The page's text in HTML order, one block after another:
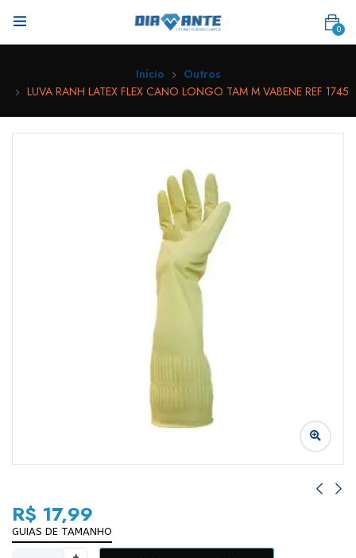
0
Início
Outros
LUVA RANH LATEX FLEX CANO LONGO TAM M VABENE REF 1745
R$ 17,99
GUIAS DE TAMANHO